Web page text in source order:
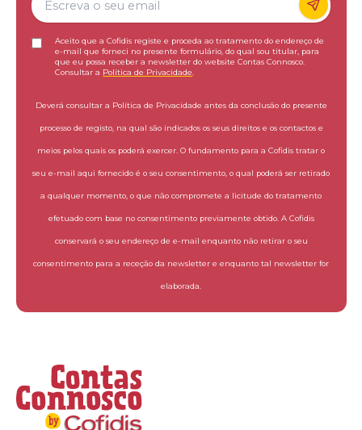
Aceito que a Cofidis registe e proceda ao tratamento do endereço de
e-mail que forneci no presente formulário, do qual sou titular, para
que eu possa receber a newsletter do website Contas Connosco.
Consultar a Política de Privacidade
Deverá consultar a Política de Privacidade antes da conclusão do presente
processo de registo, na qual são indicados os seus direitos e os contactos e
meios pelos quais os poderá exercer. O fundamento para a Cofidis tratar o
seu e-mail aqui fornecido é o seu consentimento, o qual poderá ser retirado
a qualquer momento, o que não compromete a licitude do tratamento
efetuado com base no consentimento previamente obtido. A Cofidis
conservará o seu endereço de e-mail enquanto não retirar o seu
consentimento para a receção da newsletter e enquanto tal newsletter for
elaborada.